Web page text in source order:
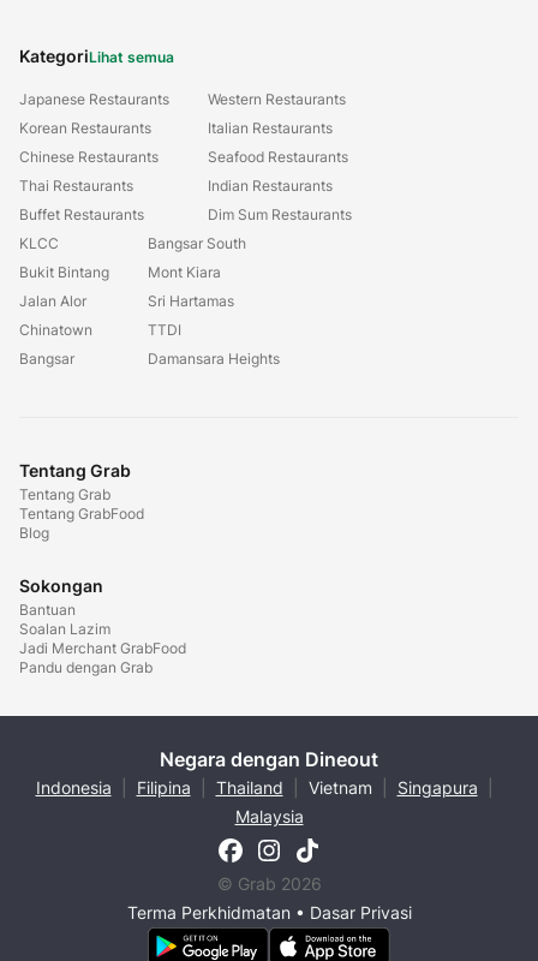
KategoriLihat semua
Japanese Restaurants
Korean Restaurants
Chinese Restaurants
Thai Restaurants
Buffet Restaurants
Western Restaurants
Italian Restaurants
Seafood Restaurants
Indian Restaurants
Dim Sum Restaurants
KLCC
Bukit Bintang
Jalan Alor
Chinatown
Bangsar
Bangsar South
Mont Kiara
Sri Hartamas
TTDI
Damansara Heights
Tentang Grab
Tentang Grab
Tentang GrabFood
Blog
Sokongan
Bantuan
Soalan Lazim
Jadi Merchant GrabFood
Pandu dengan Grab
Negara dengan Dineout
Indonesia Filipina Thailand Vietnam Singapura
Malaysia
© Grab 2026
Terma Perkhidmatan• Dasar Privasi